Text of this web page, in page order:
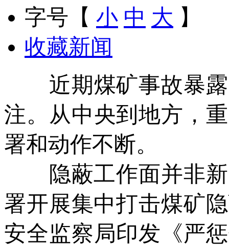
字号【 小 中 大 】
收藏新闻
近期煤矿事故暴露
注。从中央到地方，
署和动作不断。
隐蔽工作面并非新
署开展集中打击煤矿
安全监察局印发《严